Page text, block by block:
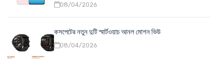
08/04/2026
কসপেটের নতুন দুটি স্মার্টওয়াচ আনল মোশন ভিউ
08/04/2026